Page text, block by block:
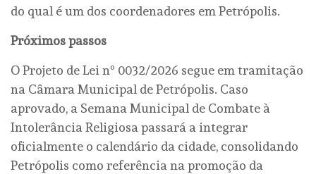
do qual é um dos coordenadores em Petrópolis.
Próximos passos
O Projeto de Lei nº 0032/2026 segue em tramitação
na Câmara Municipal de Petrópolis. Caso
aprovado, a Semana Municipal de Combate à
Intolerância Religiosa passará a integrar
oficialmente o calendário da cidade, consolidando
Petrópolis como referência na promoção da